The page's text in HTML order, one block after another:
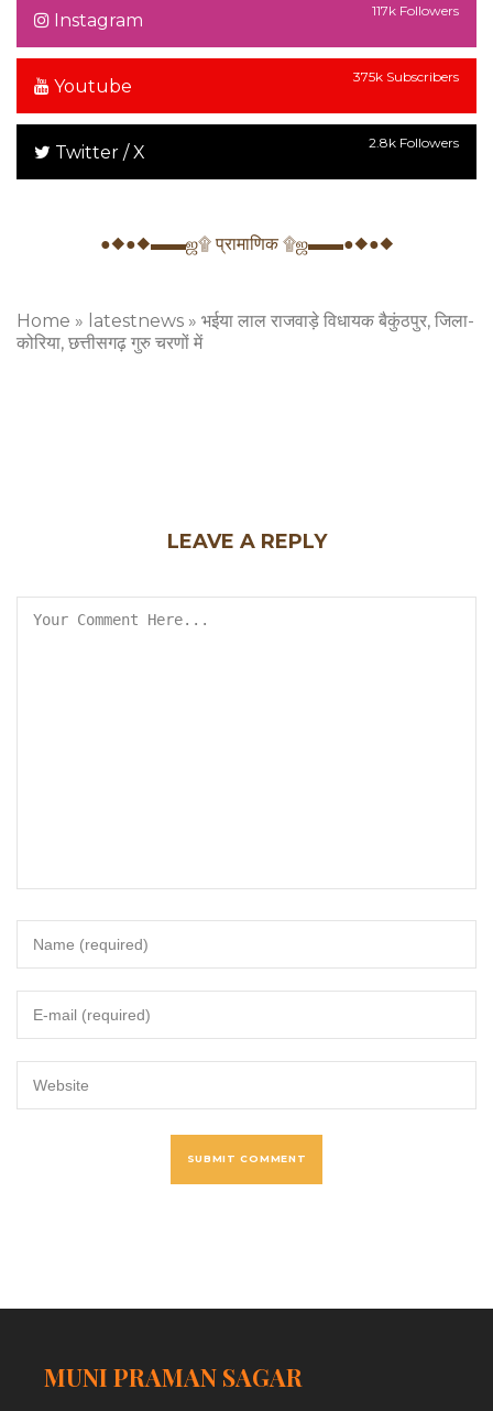
Instagram 117k Followers
Youtube 375k Subscribers
Twitter / X 2.8k Followers
●◆●◆▬▬ஜ۩ प्रामाणिक ۩ஜ▬▬●◆●◆
Home » latestnews » भईया लाल राजवाड़े विधायक बैकुंठपुर, जिला-
कोरिया, छत्तीसगढ़ गुरु चरणों में
LEAVE A REPLY
MUNI PRAMAN SAGAR